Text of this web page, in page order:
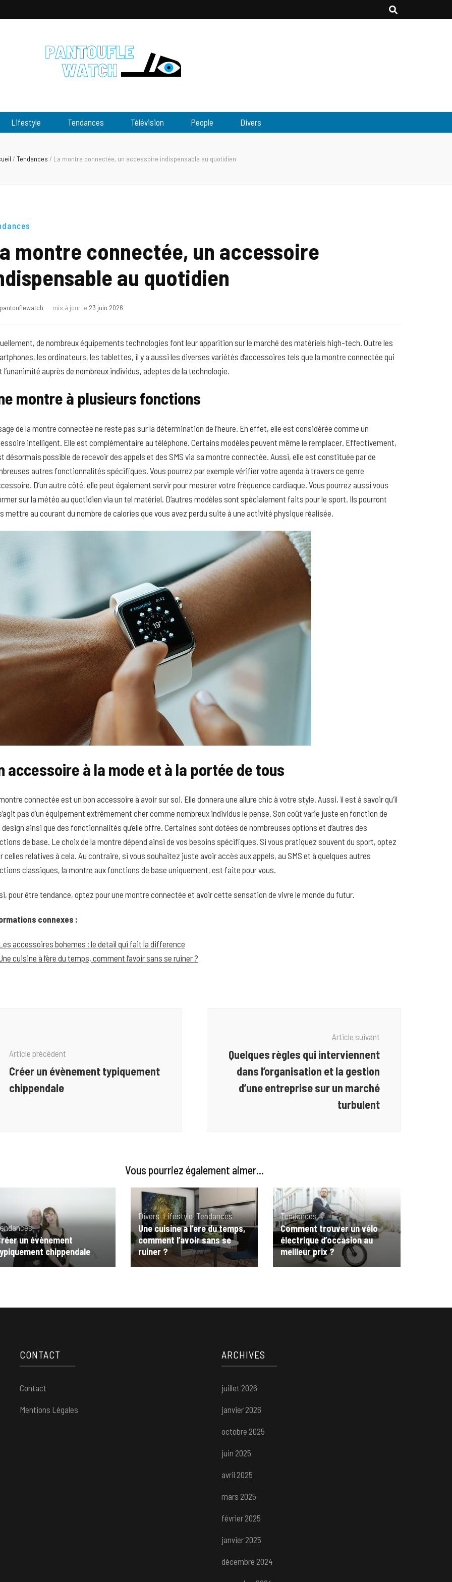
Lifestyle Tendances Télévision People Divers
/ Tendances / La montre connectée, un accessoire indispensable au quotidien
montre connectée, un accessoire
au quotidien
pantouflewatch mis à jour le 23 juin 2026
de nombreux équipements technologies font leur apparition sur le marché des matériels high-tech. Outre les
les ordinateurs, les tablettes, il y a aussi les diverses variétés d’accessoires tels que la montre connectée qui
l’unanimité auprès de nombreux individus, adeptes de la technologie.
montre à plusieurs fonctions
de la montre connectée ne reste pas sur la détermination de l’heure. En effet, elle est considérée comme un
intelligent. Elle est complémentaire au téléphone. Certains modèles peuvent même le remplacer. Effectivement,
désormais possible de recevoir des appels et des SMS via sa montre connectée. Aussi, elle est constituée par de
autres fonctionnalités spécifiques. Vous pourrez par exemple vérifier votre agenda à travers ce genre
D’un autre côté, elle peut également servir pour mesurer votre fréquence cardiaque. Vous pourrez aussi vous
sur la météo au quotidien via un tel matériel. D’autres modèles sont spécialement faits pour le sport. Ils pourront
mettre au courant du nombre de calories que vous avez perdu suite à une activité physique réalisée.
accessoire à la mode et à la portée de tous
connectée est un bon accessoire à avoir sur soi. Elle donnera une allure chic à votre style. Aussi, il est à savoir qu’il
pas d’un équipement extrêmement cher comme nombreux individus le pense. Son coût varie juste en fonction de
design ainsi que des fonctionnalités qu’elle offre. Certaines sont dotées de nombreuses options et d’autres des
de base. Le choix de la montre dépend ainsi de vos besoins spécifiques. Si vous pratiquez souvent du sport, optez
celles relatives à cela. Au contraire, si vous souhaitez juste avoir accès aux appels, au SMS et à quelques autres
classiques, la montre aux fonctions de base uniquement, est faite pour vous.
pour être tendance, optez pour une montre connectée et avoir cette sensation de vivre le monde du futur.
connexes :
accessoires bohemes : le detail qui fait la difference
cuisine à l’ère du temps, comment l’avoir sans se ruiner ?
Article précédent
Créer un évènement typiquement
chippendale
Article suivant
Quelques règles qui interviennent
dans l’organisation et la gestion
d’une entreprise sur un marché
turbulent
Vous pourriez également aimer...
un évènement
chippendale
Divers,Lifestyle,Tendances
Une cuisine a l’ere du temps,
comment l’avoir sans se
ruiner ?
Tendances
Comment trouver un vélo
électrique d’occasion au
meilleur prix ?
CONTACT
Contact
Mentions Légales
ARCHIVES
juillet 2026
janvier 2026
octobre 2025
juin 2025
avril 2025
mars 2025
février 2025
janvier 2025
décembre 2024